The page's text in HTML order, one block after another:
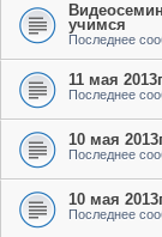
учимся
Последнее
11 мая
Последнее
10 мая
Последнее
10 мая
Последнее